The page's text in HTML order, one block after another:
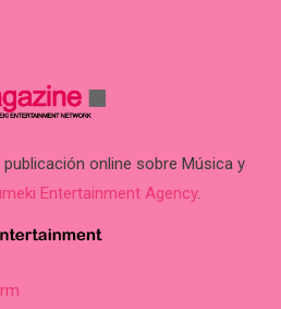
online sobre Música y
Entertainment Agency.